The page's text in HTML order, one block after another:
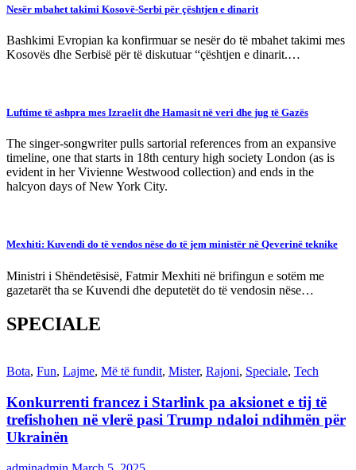
Nesër mbahet takimi Kosovë-Serbi për çështjen e dinarit
Bashkimi Evropian ka konfirmuar se nesër do të mbahet takimi mes
Kosovës dhe Serbisë për të diskutuar “çështjen e dinarit.…
Luftime të ashpra mes Izraelit dhe Hamasit në veri dhe jug të Gazës
The singer-songwriter pulls sartorial references from an expansive
timeline, one that starts in 18th century high society London (as is
evident in her Vivienne Westwood collection) and ends in the
halcyon days of New York City.
Mexhiti: Kuvendi do të vendos nëse do të jem ministër në Qeverinë teknike
Ministri i Shëndetësisë, Fatmir Mexhiti në brifingun e sotëm me
gazetarët tha se Kuvendi dhe deputetët do të vendosin nëse…
SPECIALE
Bota, Fun, Lajme, Më të fundit, Mister, Rajoni, Speciale, Tech
Konkurrenti francez i Starlink pa aksionet e tij të
trefishohen në vlerë pasi Trump ndaloi ndihmën për
Ukrainën